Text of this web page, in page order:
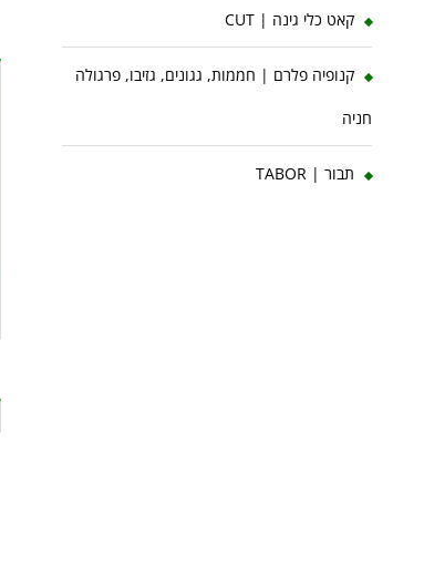
קאט כלי גינה | CUT
קנופיה פלרם | חממות, גגונים, גזיבו, פרגולה
חניה
תבור | TABOR